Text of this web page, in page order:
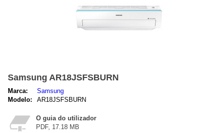
Samsung AR18JSFSBURN
Marca:
Samsung
Modelo:
AR18JSFSBURN
O guia do utilizador
PDF, 17.18 MB